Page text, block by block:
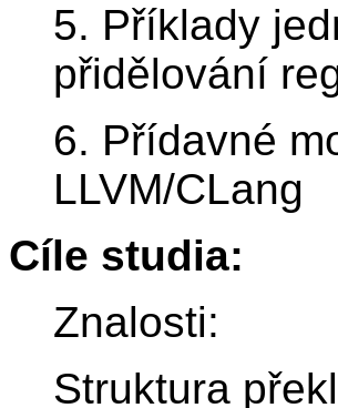
5. Příklady
přidělování
6. Přídavné
LLVM/CLang
Cíle studia:
Znalosti:
Struktura